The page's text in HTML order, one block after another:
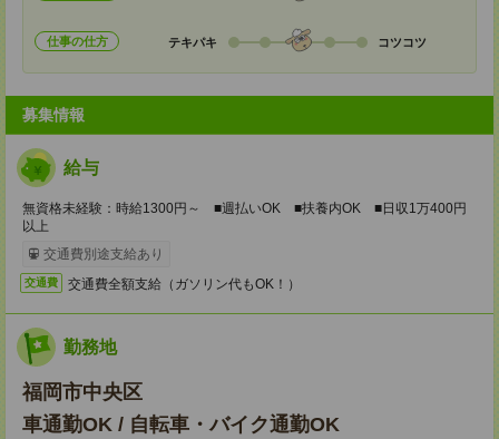
仕事の仕方 テキパキ コツコツ
募集情報
給与
無資格未経験：時給1300円～ ■週払いOK ■扶養内OK ■日収1万400円
以上
交通費別途支給あり
交通費 交通費全額支給（ガソリン代もOK！）
勤務地
福岡市中央区
車通勤OK / 自転車・バイク通勤OK